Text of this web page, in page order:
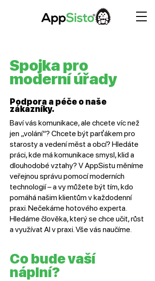
Spojka pro
moderní úřady
Podpora a péče o naše
zákazníky.
Baví vás komunikace, ale chcete víc než
jen „volání“? Chcete být parťákem pro
starosty a vedení měst a obcí? Hledáte
práci, kde má komunikace smysl, klid a
dlouhodobé vztahy? V AppSistu měníme
veřejnou správu pomocí moderních
technologií – a vy můžete být tím, kdo
pomáhá našim klientům v každodenní
praxi. Nečekáme hotového experta.
Hledáme člověka, který se chce učit, růst
a využívat AI v praxi. Vše vás naučíme.
Co bude vaší
náplní?